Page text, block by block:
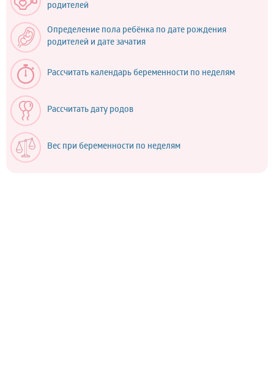
родителей
Определение пола ребёнка по дате рождения
родителей и дате зачатия
Рассчитать календарь беременности по неделям
Рассчитать дату родов
Вес при беременности по неделям